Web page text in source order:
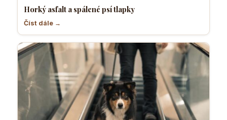
Horký asfalt a spálené psí tlapky
Číst dále →